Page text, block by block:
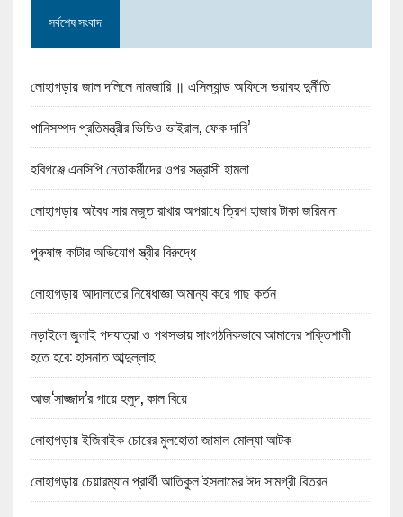
সর্বশেষ সংবাদ
লোহাগড়ায় জাল দলিলে নামজারি ॥ এসিল্যান্ড অফিসে ভয়াবহ দুর্নীতি
পানিসম্পদ প্রতিমন্ত্রীর ভিডিও ভাইরাল, ফেক দাবি’
হবিগঞ্জে এনসিপি নেতাকর্মীদের ওপর সন্ত্রাসী হামলা
লোহাগড়ায় অবৈধ সার মজুত রাখার অপরাধে ত্রিশ হাজার টাকা জরিমানা
পুরুষাঙ্গ কাটার অভিযোগ স্ত্রীর বিরুদ্ধে
লোহাগড়ায় আদালতের নিষেধাজ্ঞা অমান্য করে গাছ কর্তন
নড়াইলে জুলাই পদযাত্রা ও পথসভায় সাংগঠনিকভাবে আমাদের শক্তিশালী
হতে হবে: হাসনাত আব্দুল্লাহ
আজ‘সাজ্জাদ’র গায়ে হলুদ, কাল বিয়ে
লোহাগড়ায় ইজিবাইক চোরের মুলহোতা জামাল মোল্যা আটক
লোহাগড়ায় চেয়ারম্যান প্রার্থী আতিকুল ইসলামের ঈদ সামগ্রী বিতরন